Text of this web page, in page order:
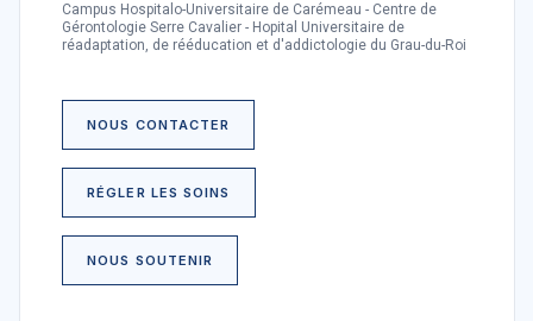
Campus Hospitalo-Universitaire de Carémeau - Centre de
Gérontologie Serre Cavalier - Hopital Universitaire de
réadaptation, de rééducation et d'addictologie du Grau-du-Roi
NOUS CONTACTER
RÉGLER LES SOINS
NOUS SOUTENIR